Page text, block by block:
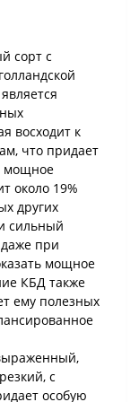
сорт с
восходит к
что придает
мощное
около 19%
других
сильный
при
мощное
КБД также
ему полезных
с
особую